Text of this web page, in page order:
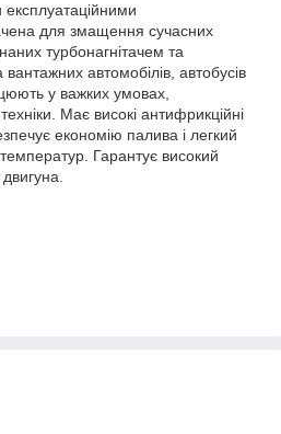
для змащення сучасних
турбонагнітачем та
вантажних автомобілів, автобусів
у важких умовах,
Має високі антифрикційні
економію палива і легкий
Гарантує високий